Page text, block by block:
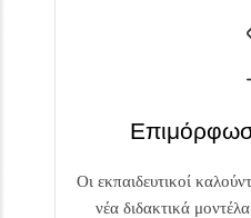
Οι εκπαιδευτικοί
νέα διδακτικά